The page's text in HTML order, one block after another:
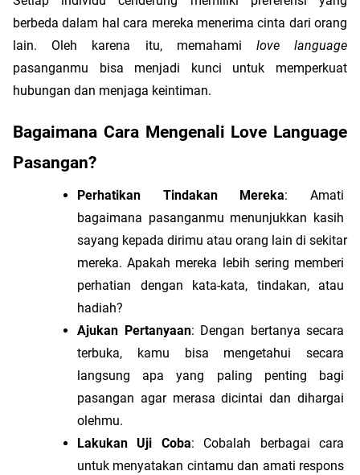
berbeda dalam hal cara mereka menerima cinta dari orang
lain. Oleh karena itu, memahami love language
pasanganmu bisa menjadi kunci untuk memperkuat
hubungan dan menjaga keintiman.
Bagaimana Cara Mengenali Love Language
Pasangan?
Perhatikan Tindakan Mereka: Amati
bagaimana pasanganmu menunjukkan kasih
sayang kepada dirimu atau orang lain di sekitar
mereka. Apakah mereka lebih sering memberi
perhatian dengan kata-kata, tindakan, atau
hadiah?
Ajukan Pertanyaan: Dengan bertanya secara
terbuka, kamu bisa mengetahui secara
langsung apa yang paling penting bagi
pasangan agar merasa dicintai dan dihargai
olehmu.
Lakukan Uji Coba: Cobalah berbagai cara
untuk menyatakan cintamu dan amati respons